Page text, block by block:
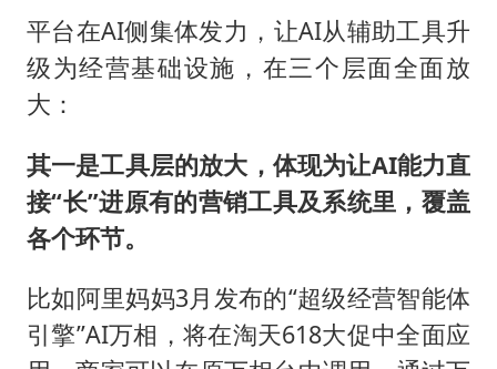
平台在AI侧集体发力，让AI从辅助工具升
级为经营基础设施，在三个层面全面放
大：
其一是工具层的放大，体现为让AI能力直
接“长”进原有的营销工具及系统里，覆盖
各个环节。
比如阿里妈妈3月发布的“超级经营智能体
引擎”AI万相，将在淘天618大促中全面应